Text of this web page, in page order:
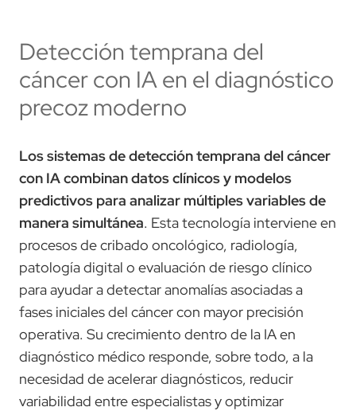
Detección temprana del
cáncer con IA en el diagnóstico
precoz moderno
Los sistemas de detección temprana del cáncer
con IA combinan datos clínicos y modelos
predictivos para analizar múltiples variables de
manera simultánea. Esta tecnología interviene en
procesos de cribado oncológico, radiología,
patología digital o evaluación de riesgo clínico
para ayudar a detectar anomalías asociadas a
fases iniciales del cáncer con mayor precisión
operativa. Su crecimiento dentro de la IA en
diagnóstico médico responde, sobre todo, a la
necesidad de acelerar diagnósticos, reducir
variabilidad entre especialistas y optimizar